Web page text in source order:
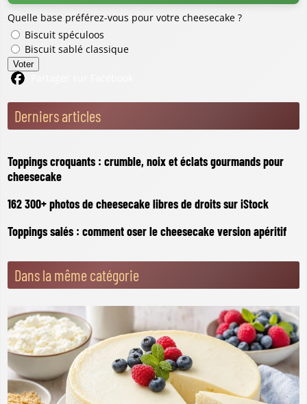
Quelle base préférez-vous pour votre cheesecake ?
Biscuit spéculoos
Biscuit sablé classique
Voter
Derniers articles
Toppings croquants : crumble, noix et éclats gourmands pour
cheesecake
162 300+ photos de cheesecake libres de droits sur iStock
Toppings salés : comment oser le cheesecake version apéritif
Dans la même catégorie